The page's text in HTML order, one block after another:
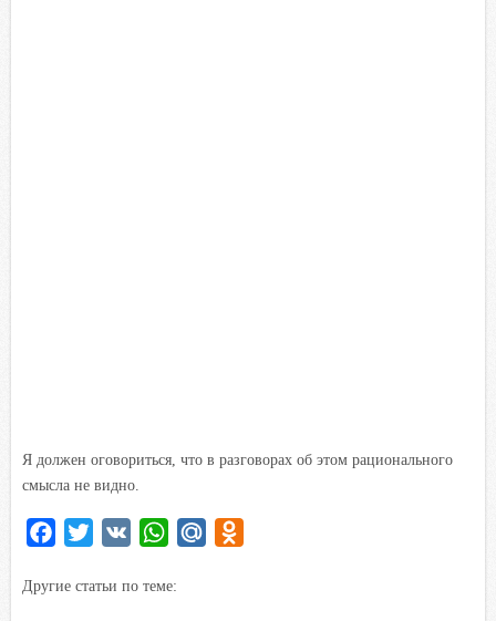
Я должен оговориться, что в разговорах об этом рационального
смысла не видно.
c
i
W
a
Другие статьи по теме: